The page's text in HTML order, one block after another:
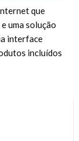
que
uma solução
interface
incluídos